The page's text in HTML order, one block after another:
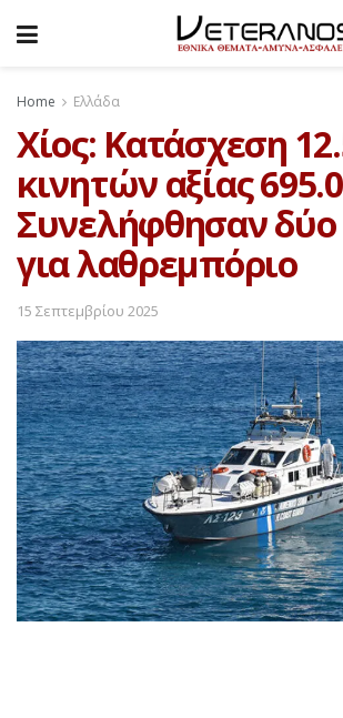
Home Ελλάδα
Χίος: Κατάσχεση
κινητών αξίας
Συνελήφθησαν δύο
για λαθρεμπόριο
15 Σεπτεμβρίου 2025